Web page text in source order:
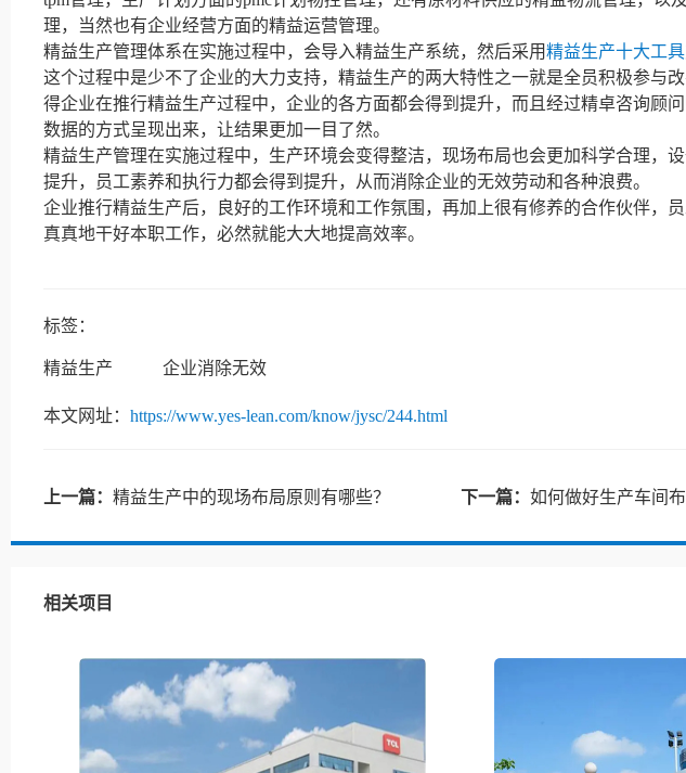
理，当然也有企业经营方面的精益运营管理。
精益生产管理体系在实施过程中，会导入精益生产系统，然后采用精益生产十大工具
这个过程中是少不了企业的大力支持，精益生产的两大特性之一就是全员积极参与
得企业在推行精益生产过程中，企业的各方面都会得到提升，而且经过精卓咨询顾
数据的方式呈现出来，让结果更加一目了然。
精益生产管理在实施过程中，生产环境会变得整洁，现场布局也会更加科学合理，设
提升，员工素养和执行力都会得到提升，从而消除企业的无效劳动和各种浪费。
企业推行精益生产后，良好的工作环境和工作氛围，再加上很有修养的合作伙伴，
真真地干好本职工作，必然就能大大地提高效率。
标签：
精益生产 企业消除无效
本文网址： https://www.yes-lean.com/know/jysc/244.html
上一篇： 精益生产中的现场布局原则有哪些？ 下一篇： 如何做好生产车间
相关项目